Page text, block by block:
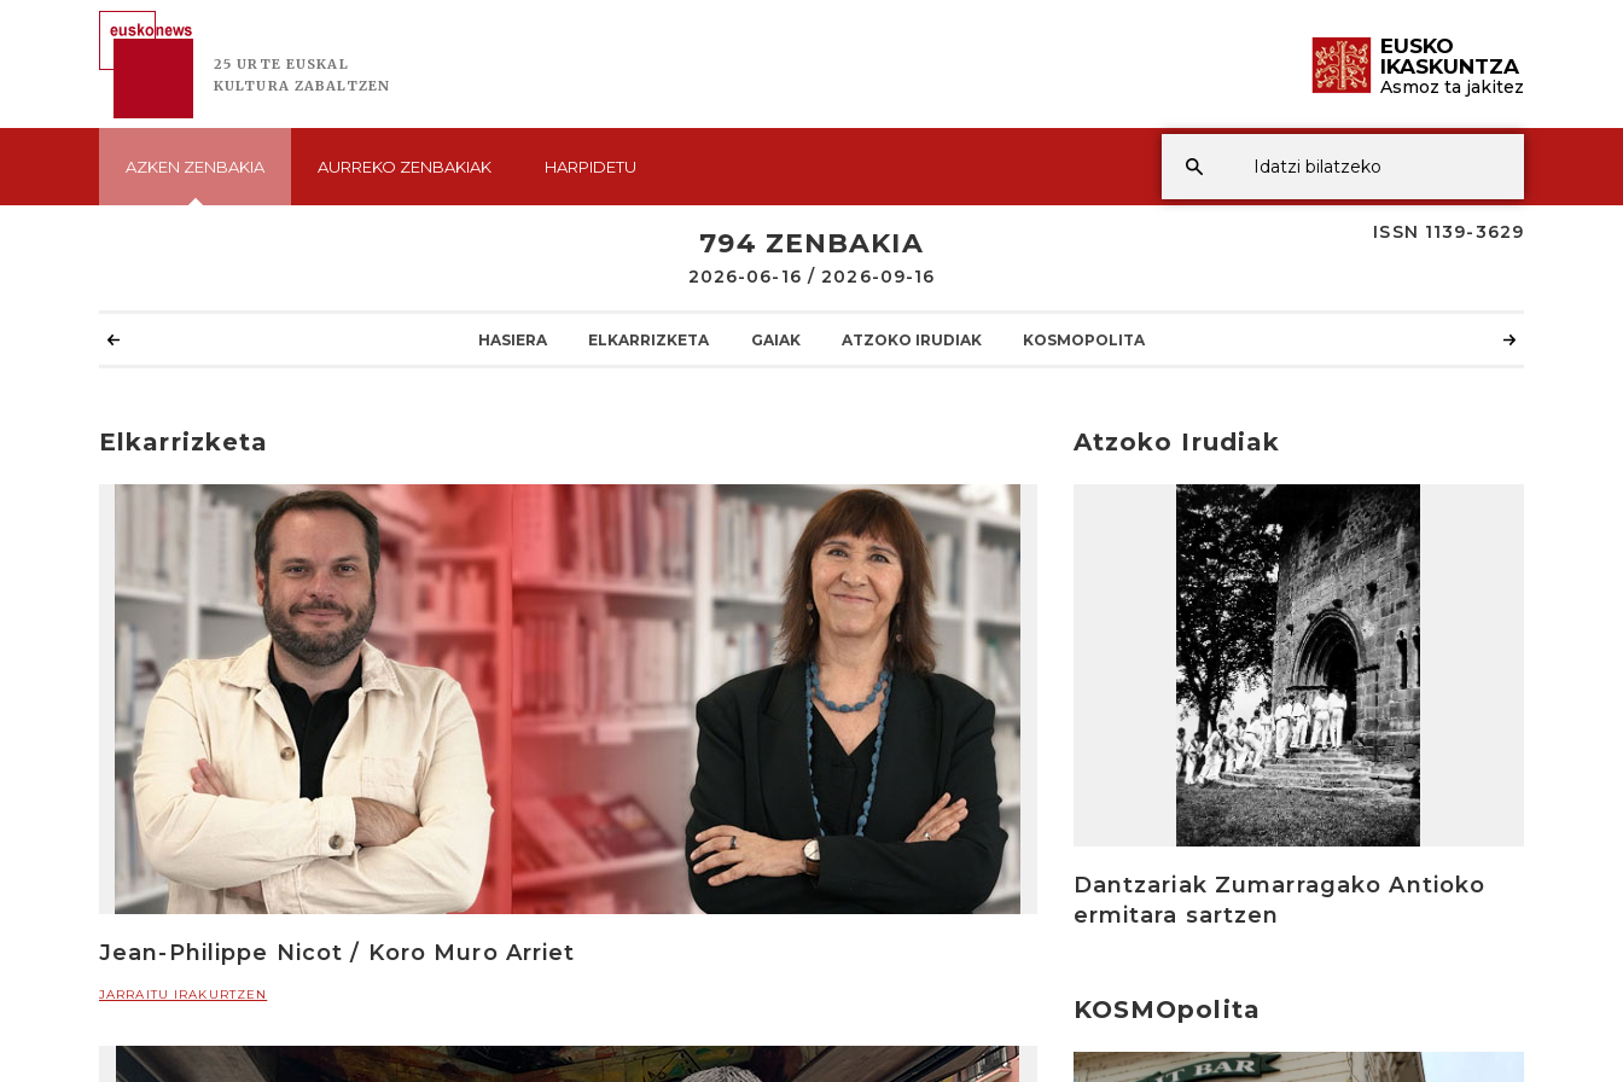
25 URTE EUSKAL
KULTURA ZABALTZEN
EUSKO
IKASKUNTZA
Asmoz ta jakitez
AZKEN ZENBAKIA AURREKO ZENBAKIAK HARPIDETU
ISSN 1139-3629
794 ZENBAKIA
2026-06-16 / 2026-09-16
HASIERA ELKARRIZKETA GAIAK ATZOKO IRUDIAK KOSMOPOLITA
Elkarrizketa
Jean-Philippe Nicot / Koro Muro Arriet
JARRAITU IRAKURTZEN
Atzoko Irudiak
Dantzariak Zumarragako Antioko
ermitara sartzen
KOSMOpolita
Irakurri